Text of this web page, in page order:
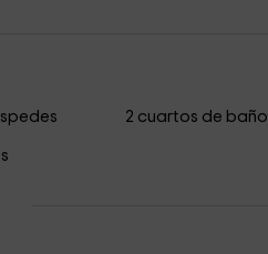
2 cuartos de baño